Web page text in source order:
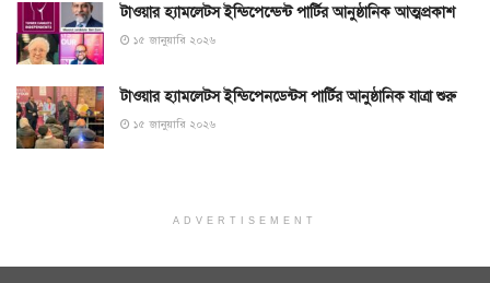
টাওয়ার হ্যামলেটস ইন্ডিপেন্ডেন্ট পার্টির আনুষ্ঠানিক আত্মপ্রকাশ
১৫ জানুয়ারি ২০২৬
টাওয়ার হ্যামলেটস ইন্ডিপেনডেন্টস পার্টির আনুষ্ঠানিক যাত্রা শুরু
১৫ জানুয়ারি ২০২৬
ADVERTISEMENT